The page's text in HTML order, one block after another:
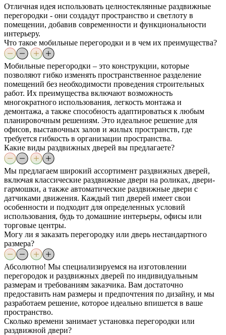
Отличная идея использовать целностеклянные раздвижные
перегородки - они создадут пространство и светлоту в
помещении, добавив современности и функциональности
интерьеру.
Что такое мобильные перегородки и в чем их преимущества?
Мобильные перегородки – это конструкции, которые
позволяют гибко изменять пространственное разделение
помещений без необходимости проведения строительных
работ. Их преимущества включают возможность
многократного использования, легкость монтажа и
демонтажа, а также способность адаптироваться к любым
планировочным решениям. Это идеальное решение для
офисов, выставочных залов и жилых пространств, где
требуется гибкость в организации пространства.
Какие виды раздвижных дверей вы предлагаете?
Мы предлагаем широкий ассортимент раздвижных дверей,
включая классические раздвижные двери на роликах, двери-
гармошки, а также автоматические раздвижные двери с
датчиками движения. Каждый тип дверей имеет свои
особенности и подходит для определенных условий
использования, будь то домашние интерьеры, офисы или
торговые центры.
Могу ли я заказать перегородку или дверь нестандартного
размера?
Абсолютно! Мы специализируемся на изготовлении
перегородок и раздвижных дверей по индивидуальным
размерам и требованиям заказчика. Вам достаточно
предоставить нам размеры и предпочтения по дизайну, и мы
разработаем решение, которое идеально впишется в ваше
пространство.
Сколько времени занимает установка перегородки или
раздвижной двери?